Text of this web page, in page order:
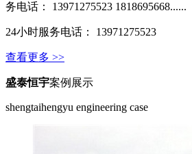
务电话： 13971275523 1818695668......
24小时服务电话： 13971275523
查看更多 >>
盛泰恒宇案例展示
shengtaihengyu engineering case